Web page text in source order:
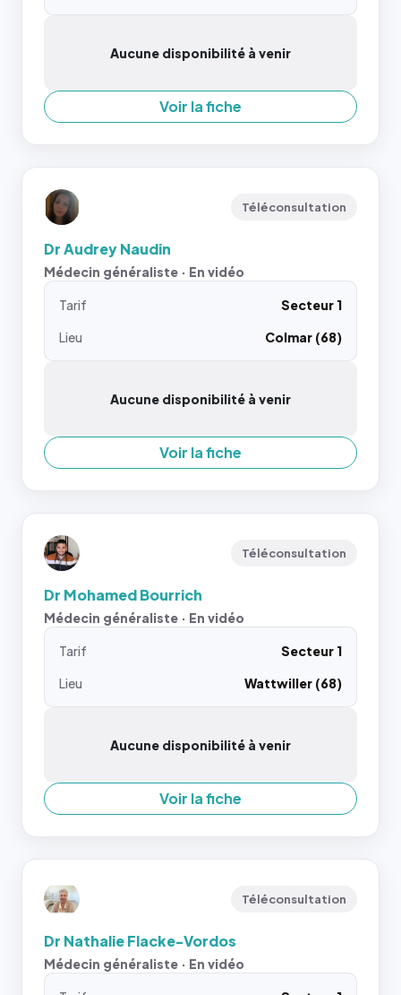
Aucune disponibilité à venir
Voir la fiche
Téléconsultation
Dr Audrey Naudin
Médecin généraliste · En vidéo
Tarif
Secteur 1
Lieu
Colmar (68)
Aucune disponibilité à venir
Voir la fiche
Téléconsultation
Dr Mohamed Bourrich
Médecin généraliste · En vidéo
Tarif
Secteur 1
Lieu
Wattwiller (68)
Aucune disponibilité à venir
Voir la fiche
Téléconsultation
Dr Nathalie Flacke-Vordos
Médecin généraliste · En vidéo